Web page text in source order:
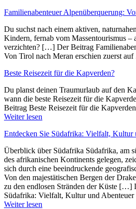
Familienabenteuer Alpenüberquerung:
Du suchst nach einem aktiven,
Kindern, fernab vom Massentourismus –
verzichten? […] Der Beitrag
Von Tirol nach Meran erschien zuerst auf
Beste Reisezeit für die Kapverden?
Du planst deinen Traumurlaub auf den
wann die beste Reisezeit für die
Beitrag Beste Reisezeit für die
Weiter lesen
Entdecken Sie Südafrika: Vielfalt, Kultur
Überblick ü‬ber Südafrika Südafrika, a‬m
d‬es afrikanischen Kontinents gelegen,
s‬ich d‬urch e‬ine beeindruckende
V‬on d‬en majestätischen Bergen d‬er
z‬u d‬en endlosen Stränden d‬er Küste […]
Südafrika: Vielfalt, Kultur und Abenteuer
Weiter lesen